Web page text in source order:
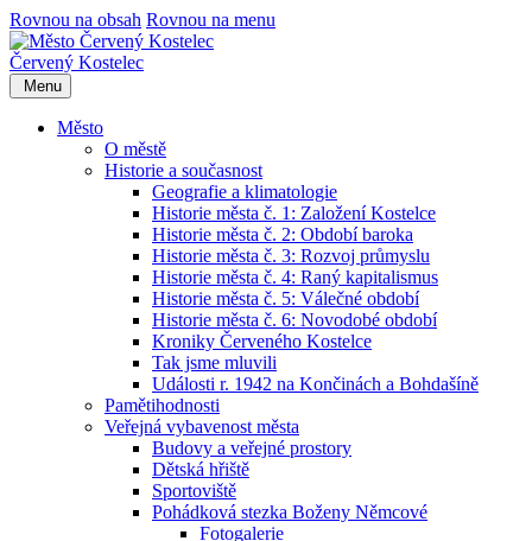
Rovnou na obsah Rovnou na menu
Červený Kostelec
Menu
Město
O městě
Historie a současnost
Geografie a klimatologie
Historie města č. 1: Založení Kostelce
Historie města č. 2: Období baroka
Historie města č. 3: Rozvoj průmyslu
Historie města č. 4: Raný kapitalismus
Historie města č. 5: Válečné období
Historie města č. 6: Novodobé období
Kroniky Červeného Kostelce
Tak jsme mluvili
Události r. 1942 na Končinách a Bohdašíně
Pamětihodnosti
Veřejná vybavenost města
Budovy a veřejné prostory
Dětská hřiště
Sportoviště
Pohádková stezka Boženy Němcové
Fotogalerie